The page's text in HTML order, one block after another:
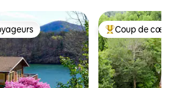
les plus appréciés Coups de cœur
Coup de cœur